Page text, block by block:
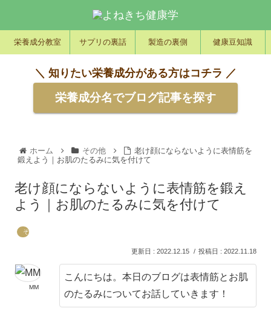
栄養成分教室 サプリの裏話 製造の裏側 健康豆知識
＼ 知りたい栄養成分がある方はコチラ ／
栄養成分名でブログ記事を探す
ホーム その他
老け顔にならないように表情筋を
鍛えよう｜お肌のたるみに気を付けて
老け顔にならないように表情筋を鍛え
よう｜お肌のたるみに気を付けて
その他
2022.12.15 2022.11.18
MM
こんにちは。本日のブログは表情筋とお肌
のたるみについてお話していきます！